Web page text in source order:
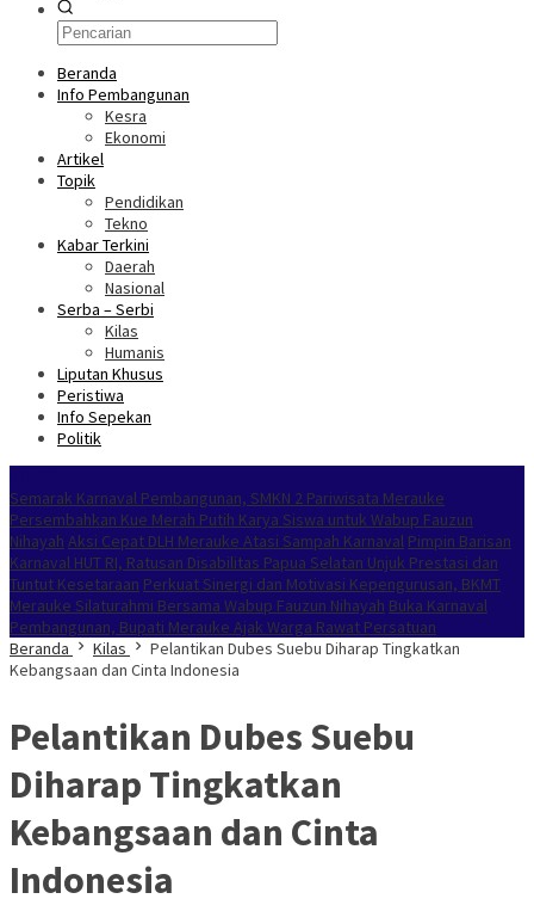
Beranda
Info Pembangunan
Kesra
Ekonomi
Artikel
Topik
Pendidikan
Tekno
Kabar Terkini
Daerah
Nasional
Serba – Serbi
Kilas
Humanis
Liputan Khusus
Peristiwa
Info Sepekan
Politik
Semarak Karnaval Pembangunan, SMKN 2 Pariwisata Merauke
Persembahkan Kue Merah Putih Karya Siswa untuk Wabup Fauzun
Nihayah Aksi Cepat DLH Merauke Atasi Sampah Karnaval Pimpin Barisan
Karnaval HUT RI, Ratusan Disabilitas Papua Selatan Unjuk Prestasi dan
Tuntut Kesetaraan Perkuat Sinergi dan Motivasi Kepengurusan, BKMT
Merauke Silaturahmi Bersama Wabup Fauzun Nihayah Buka Karnaval
Pembangunan, Bupati Merauke Ajak Warga Rawat Persatuan
Beranda
Kilas
Pelantikan Dubes Suebu Diharap Tingkatkan
Kebangsaan dan Cinta Indonesia
Pelantikan Dubes Suebu
Diharap Tingkatkan
Kebangsaan dan Cinta
Indonesia